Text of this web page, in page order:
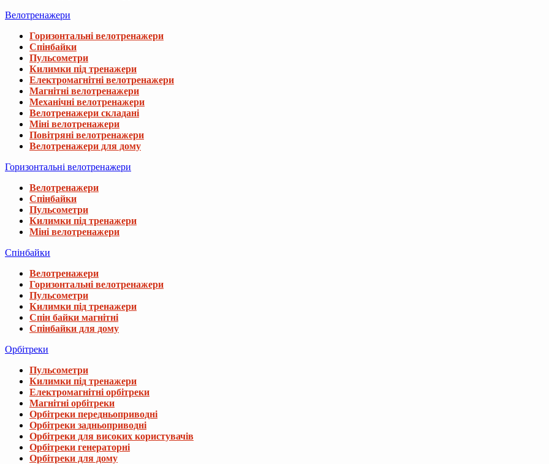
Велотренажери
Горизонтальні велотренажери
Спінбайки
Пульсометри
Килимки під тренажери
Електромагнітні велотренажери
Магнітні велотренажери
Механічні велотренажери
Велотренажери складані
Міні велотренажери
Повітряні велотренажери
Велотренажери для дому
Горизонтальні велотренажери
Велотренажери
Спінбайки
Пульсометри
Килимки під тренажери
Міні велотренажери
Спінбайки
Велотренажери
Горизонтальні велотренажери
Пульсометри
Килимки під тренажери
Спін байки магнітні
Спінбайки для дому
Орбітреки
Пульсометри
Килимки під тренажери
Електромагнітні орбітреки
Магнітні орбітреки
Орбітреки передньоприводні
Орбітреки задньоприводні
Орбітреки для високих користувачів
Орбітреки генераторні
Орбітреки для дому